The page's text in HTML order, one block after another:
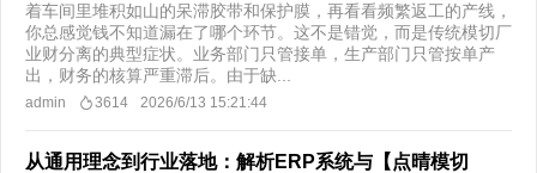
着车间里堆积如山的呆滞胶带和保护膜，再看看频繁返工的产线，
你总感觉钱不知道漏在了哪个环节。这不是错觉，而是传统模切厂
业财分离的典型症状。业务部门只管接单，生产部门只管按单产
出，财务的核算严重滞后。由于缺...
admin 3614 2026/6/13 15:21:44
从通用理念到行业落地：解析ERP系统与【点晴模切